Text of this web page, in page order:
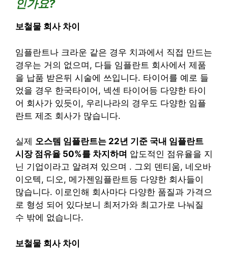
인가요?
보철물 회사 차이
임플란트나 크라운 같은 경우 치과에서 직접 만드는
경우는 거의 없으며, 다들 임플란트 회사에서 제품
을 납품 받은뒤 시술에 쓰입니다. 타이어를 예로 들
었을 경우 한국타이어, 넥센 타이어등 다양한 타이
어 회사가 있듯이, 우리나라의 경우도 다양한 임플
란트 제조 회사가 많습니다.
실제 오스템 임플란트는 22년 기준 국내 임플란트
시장 점유율 50%를 차지하며 압도적인 점유율을 지
닌 기업이라고 알려져 있으며 . 그외 덴티움, 네오바
이오텍, 디오, 메가젠임플란트등 다양한 회사들이
많습니다. 이로인해 회사마다 다양한 품질과 가격으
로 형성 되어 있다보니 최저가와 최고가로 나눠질
수 밖에 없습니다.
보철물 회사 차이